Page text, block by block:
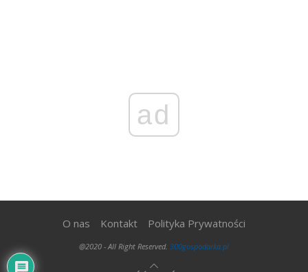
ad
O nas Kontakt Polityka Prywatności
@2020 - All Right Reserved. 300gospodarka.pl